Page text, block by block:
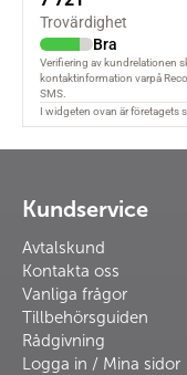
Kundservice
Avtalskund
Kontakta oss
Vanliga frågor
Tillbehörsguiden
Rådgivning
Logga in / Mina sidor